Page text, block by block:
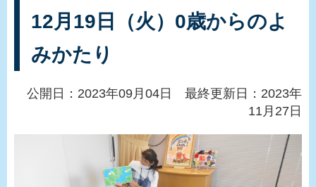
12月19日（火）0歳からのよ
みかたり
公開日：2023年09月04日 最終更新日：2023年
11月27日